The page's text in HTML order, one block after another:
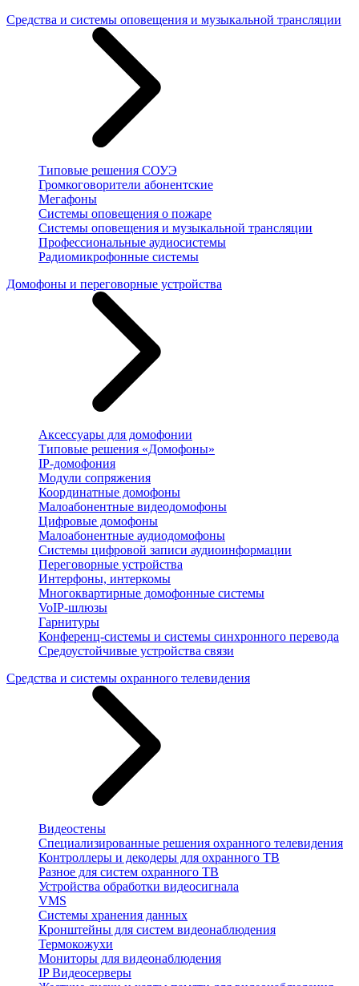
Средства и системы оповещения и музыкальной трансляции
Типовые решения СОУЭ
Громкоговорители абонентские
Мегафоны
Системы оповещения о пожаре
Системы оповещения и музыкальной трансляции
Профессиональные аудиосистемы
Радиомикрофонные системы
Домофоны и переговорные устройства
Аксессуары для домофонии
Типовые решения «Домофоны»
IP-домофония
Модули сопряжения
Координатные домофоны
Малоабонентные видеодомофоны
Цифровые домофоны
Малоабонентные аудиодомофоны
Системы цифровой записи аудиоинформации
Переговорные устройства
Интерфоны, интеркомы
Многоквартирные домофонные системы
VoIP-шлюзы
Гарнитуры
Конференц-системы и системы синхронного перевода
Средоустойчивые устройства связи
Средства и системы охранного телевидения
Видеостены
Специализированные решения охранного телевидения
Контроллеры и декодеры для охранного ТВ
Разное для систем охранного ТВ
Устройства обработки видеосигнала
VMS
Системы хранения данных
Кронштейны для систем видеонаблюдения
Термокожухи
Мониторы для видеонаблюдения
IP Видеосерверы